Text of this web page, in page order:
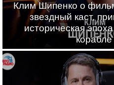
Клим Шипенко о
звездный каст,
историческая
корабле